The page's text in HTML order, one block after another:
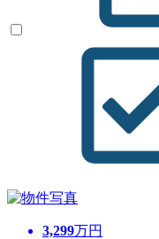
3,299万円